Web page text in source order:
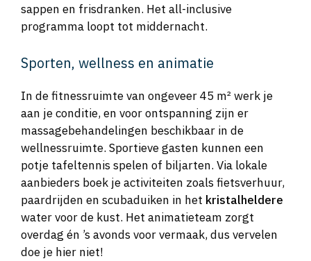
sappen en frisdranken. Het all-inclusive
programma loopt tot middernacht.
Sporten, wellness en animatie
In de fitnessruimte van ongeveer 45 m² werk je
aan je conditie, en voor ontspanning zijn er
massagebehandelingen beschikbaar in de
wellnessruimte. Sportieve gasten kunnen een
potje tafeltennis spelen of biljarten. Via lokale
aanbieders boek je activiteiten zoals fietsverhuur,
paardrijden en scubaduiken in het kristalheldere
water voor de kust. Het animatieteam zorgt
overdag én ’s avonds voor vermaak, dus vervelen
doe je hier niet!